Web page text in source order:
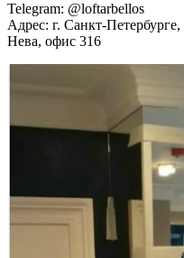
Telegram: @loftarbellos
Адрес: г. Санкт-
Нева, офис 316